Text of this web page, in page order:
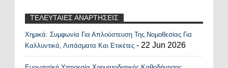
ΤΕΛΕΥΤΑΙΕΣ ΑΝΑΡΤΗΣΕΙΣ
Recent Posts Widget
Χημικά: Συμφωνία Για Απλούστευση Της Νομοθεσίας Για
Καλλυντικά, Λιπάσματα Και Ετικέτες - 22 Jun 2026